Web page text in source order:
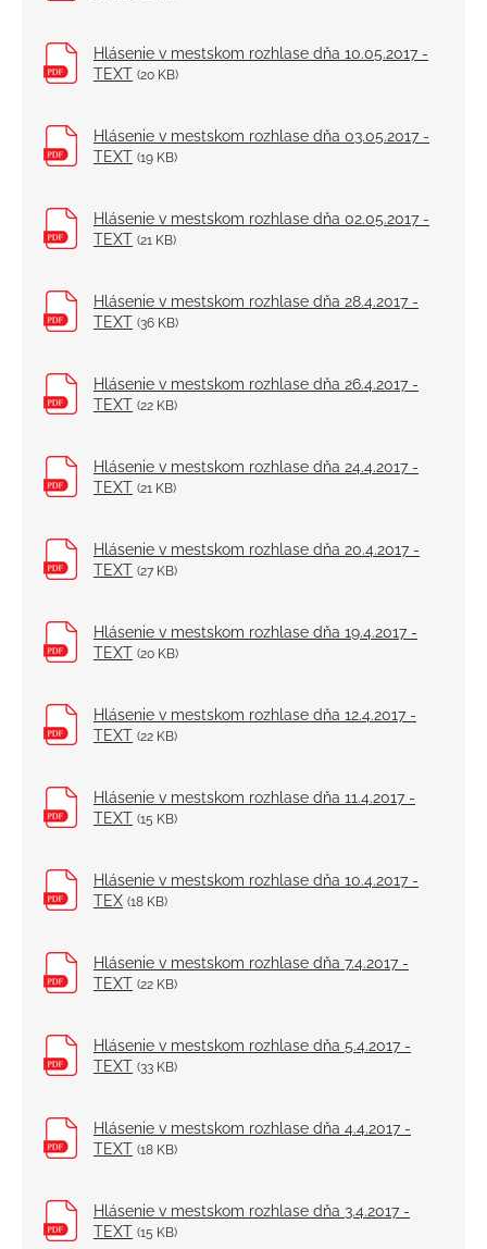
Hlásenie v mestskom rozhlase dňa 10.05.2017 -
TEXT (20 KB)
Hlásenie v mestskom rozhlase dňa 03.05.2017 -
TEXT (19 KB)
Hlásenie v mestskom rozhlase dňa 02.05.2017 -
TEXT (21 KB)
Hlásenie v mestskom rozhlase dňa 28.4.2017 -
TEXT (36 KB)
Hlásenie v mestskom rozhlase dňa 26.4.2017 -
TEXT (22 KB)
Hlásenie v mestskom rozhlase dňa 24.4.2017 -
TEXT (21 KB)
Hlásenie v mestskom rozhlase dňa 20.4.2017 -
TEXT (27 KB)
Hlásenie v mestskom rozhlase dňa 19.4.2017 -
TEXT (20 KB)
Hlásenie v mestskom rozhlase dňa 12.4.2017 -
TEXT (22 KB)
Hlásenie v mestskom rozhlase dňa 11.4.2017 -
TEXT (15 KB)
Hlásenie v mestskom rozhlase dňa 10.4.2017 -
TEX (18 KB)
Hlásenie v mestskom rozhlase dňa 7.4.2017 -
TEXT (22 KB)
Hlásenie v mestskom rozhlase dňa 5.4.2017 -
TEXT (33 KB)
Hlásenie v mestskom rozhlase dňa 4.4.2017 -
TEXT (18 KB)
Hlásenie v mestskom rozhlase dňa 3.4.2017 -
TEXT (15 KB)